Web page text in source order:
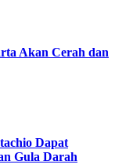
Akan Cerah dan
Dapat
Gula Darah